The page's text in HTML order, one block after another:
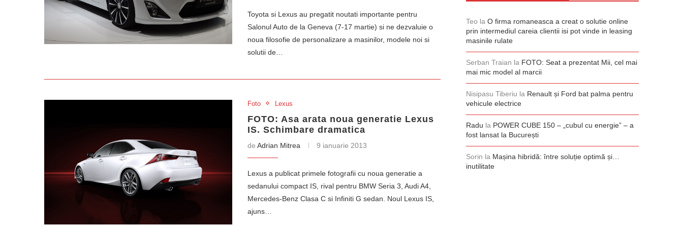
Toyota si Lexus au pregatit noutati importante pentru
Salonul Auto de la Geneva (7-17 martie) si ne dezvaluie o
noua filosofie de personalizare a masinilor, modele noi si
solutii de…
Foto Lexus
FOTO: Asa arata noua generatie Lexus
IS. Schimbare dramatica
de Adrian Mitrea 9 ianuarie 2013
Lexus a publicat primele fotografii cu noua generatie a
sedanului compact IS, rival pentru BMW Seria 3, Audi A4,
Mercedes-Benz Clasa C si Infiniti G sedan. Noul Lexus IS,
ajuns…
Teo la O firma romaneasca a creat o solutie online
prin intermediul careia clientii isi pot vinde in leasing
masinile rulate
Serban Traian la FOTO: Seat a prezentat Mii, cel mai
mai mic model al marcii
Nisipasu Tiberiu la Renault și Ford bat palma pentru
vehicule electrice
Radu la POWER CUBE 150 – „cubul cu energie” – a
fost lansat la București
Sorin la Mașina hibridă: între soluție optimă și…
inutilitate